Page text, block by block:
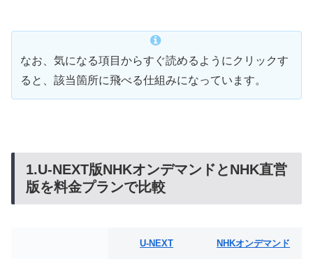
なお、気になる項目からすぐ読めるようにクリックす
ると、該当箇所に飛べる仕組みになっています。
1.U-NEXT版NHKオンデマンドとNHK直営
版を料金プランで比較
U-NEXT NHKオンデマンド